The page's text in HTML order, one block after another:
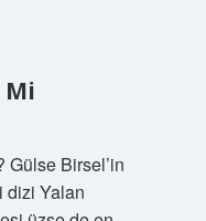
Gülse Birsel’in
dizi Yalan